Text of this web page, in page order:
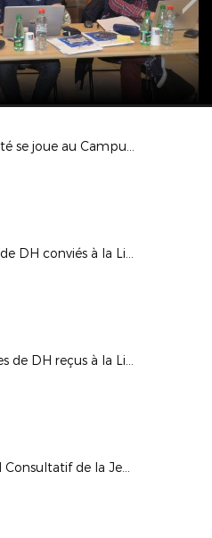
La solidarité se joue au Campus pour les clubs franciliens
Les clubs de DH conviés à la Ligue pour la nouvelle saison
Les arbitres de DH reçus à la Ligue
Le Conseil Consultatif de la Jeunesse du District du 93 en visite à l’Elysée